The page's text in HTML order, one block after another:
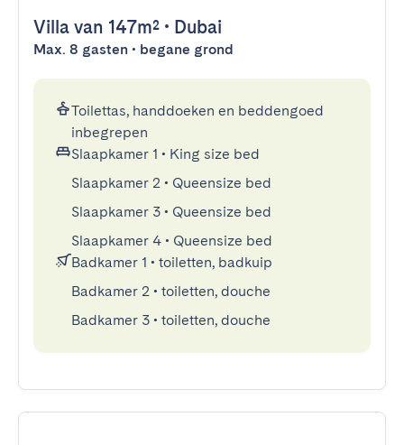
Villa van 147m² • Dubai
Max. 8 gasten • begane grond
Toilettas, handdoeken en beddengoed
inbegrepen
Slaapkamer 1 • King size bed
Slaapkamer 2 • Queensize bed
Slaapkamer 3 • Queensize bed
Slaapkamer 4 • Queensize bed
Badkamer 1 • toiletten, badkuip
Badkamer 2 • toiletten, douche
Badkamer 3 • toiletten, douche